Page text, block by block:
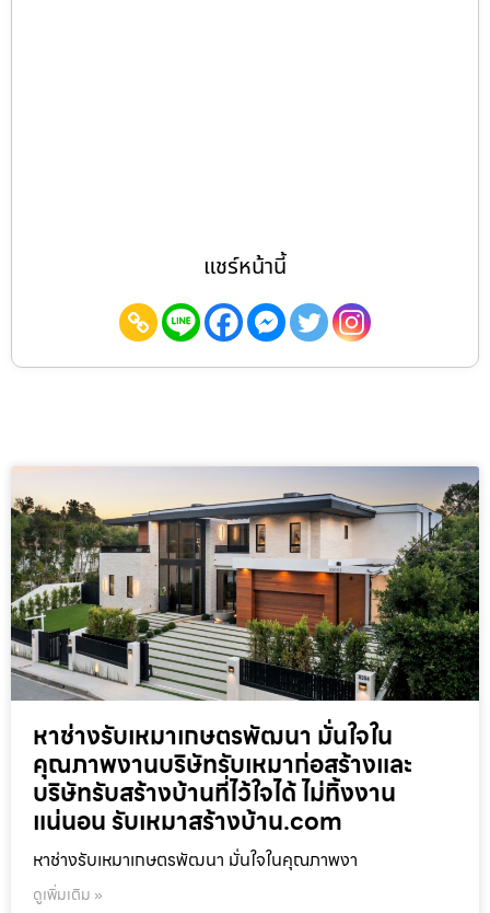
แชร์หน้านี้
หาช่างรับเหมาเกษตรพัฒนา มั่นใจใน
คุณภาพงานบริษัทรับเหมาก่อสร้างและ
บริษัทรับสร้างบ้านที่ไว้ใจได้ ไม่ทิ้งงาน
แน่นอน รับเหมาสร้างบ้าน.com
หาช่างรับเหมาเกษตรพัฒนา มั่นใจในคุณภาพงา
ดูเพิ่มเติม »